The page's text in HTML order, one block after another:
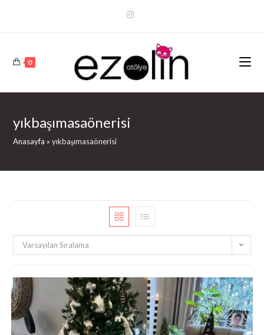
0
yıkbaşımasaönerisi
Anasayfa »yıkbaşımasaönerisi
Varsayılan Sıralama